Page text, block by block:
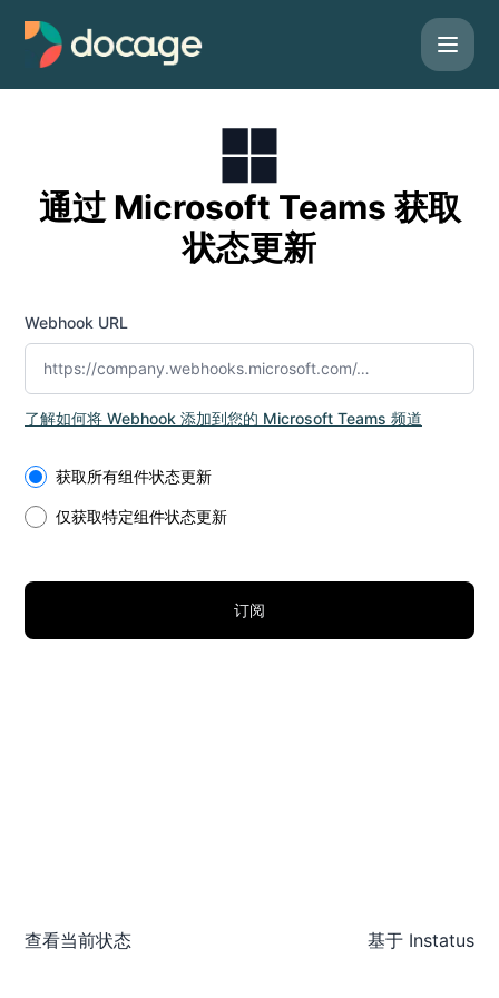
通过 Microsoft Teams 获取
状态更新
Webhook URL
了解如何将 Webhook 添加到您的 Microsoft Teams 频道
Select the components you want to receive updates for
获取所有组件状态更新
仅获取特定组件状态更新
订阅
查看当前状态 基于 Instatus